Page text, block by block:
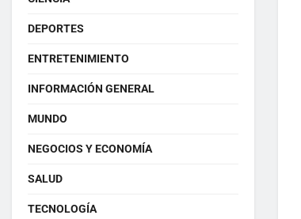
DEPORTES
ENTRETENIMIENTO
INFORMACIÓN GENERAL
MUNDO
NEGOCIOS Y ECONOMÍA
SALUD
TECNOLOGÍA